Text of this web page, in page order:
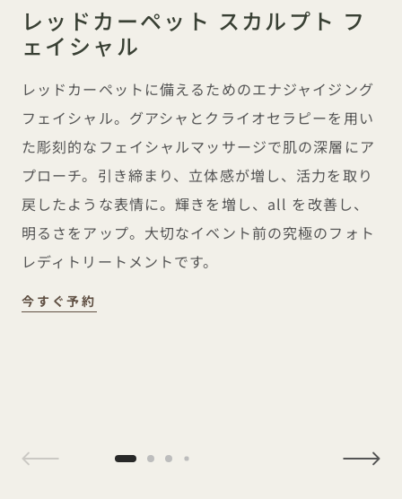
レッドカーペット スカルプト フ
ェイシャル
レッドカーペットに備えるためのエナジャイジング
フェイシャル。グアシャとクライオセラピーを用い
た彫刻的なフェイシャルマッサージで肌の深層にア
プローチ。引き締まり、立体感が増し、活力を取り
戻したような表情に。輝きを増し、all を改善し、
明るさをアップ。大切なイベント前の究極のフォト
レディトリートメントです。
今すぐ予約